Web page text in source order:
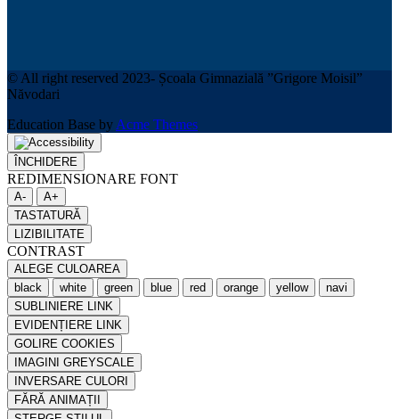
© All right reserved 2023- Școala Gimnazială ”Grigore Moisil”
Năvodari
Education Base by Acme Themes
ÎNCHIDERE
REDIMENSIONARE FONT
A-
A+
TASTATURĂ
LIZIBILITATE
CONTRAST
ALEGE CULOAREA
black
white green blue red orange yellow
navi
SUBLINIERE LINK
EVIDENȚIERE LINK
GOLIRE COOKIES
IMAGINI GREYSCALE
INVERSARE CULORI
FĂRĂ ANIMAȚII